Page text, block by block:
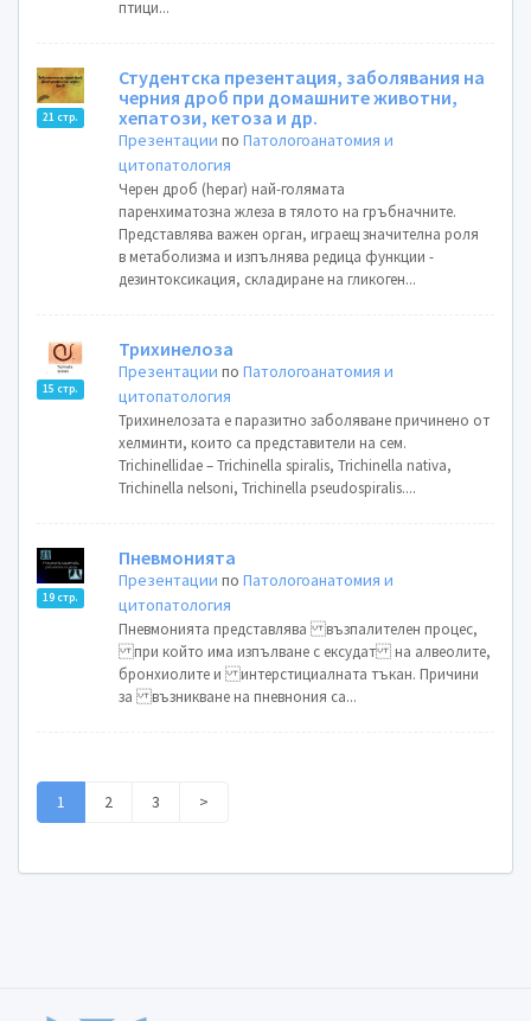
птици...
21 стр.
Студентска презентация, заболявания на
черния дроб при домашните животни,
хепатози, кетоза и др.
Презентации поПатологоанатомия и
цитопатология
Черен дроб (hepar) най-голямата
паренхиматозна жлеза в тялото на гръбначните.
Представлява важен орган, играещ значителна роля
в метаболизма и изпълнява редица функции -
дезинтоксикация, складиране на гликоген...
15 стр.
Трихинелоза
Презентации поПатологоанатомия и
цитопатология
Трихинелозата е паразитно заболяване причинено от
хелминти, които са представители на сем.
Trichinellidae – Trichinella spiralis, Trichinella nativa,
Trichinella nelsoni, Trichinella pseudospiralis....
19 стр.
Пневмонията
Презентации поПатологоанатомия и
цитопатология
Пневмонията представлява възпалителен процес,
при който има изпълване с ексудат на алвеолите,
бронхиолите и интерстициалната тъкан. Причини
за възникване на пневнония са...
1 2 3 >